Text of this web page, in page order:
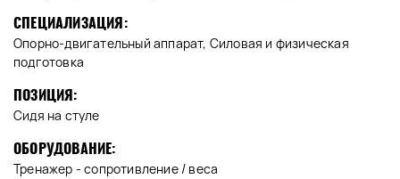
СПЕЦИАЛИЗАЦИЯ:
Опорно-двигательный аппарат, Силовая и физическая
подготовка
ПОЗИЦИЯ:
Сидя на стуле
ОБОРУДОВАНИЕ:
Тренажер - сопротивление / веса